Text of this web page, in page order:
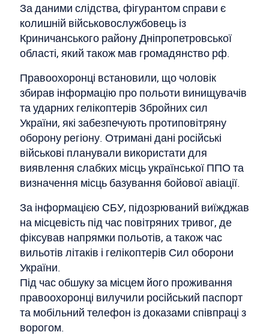
За даними слідства, фігурантом справи є
колишній військовослужбовець із
Криничанського району Дніпропетровської
області, який також мав громадянство рф.
Правоохоронці встановили, що чоловік
збирав інформацію про польоти винищувачів
та ударних гелікоптерів Збройних сил
України, які забезпечують протиповітряну
оборону регіону. Отримані дані російські
військові планували використати для
виявлення слабких місць української ППО та
визначення місць базування бойової авіації.
За інформацією СБУ, підозрюваний виїжджав
на місцевість під час повітряних тривог, де
фіксував напрямки польотів, а також час
вильотів літаків і гелікоптерів Сил оборони
України.
Під час обшуку за місцем його проживання
правоохоронці вилучили російський паспорт
та мобільний телефон із доказами співпраці з
ворогом.